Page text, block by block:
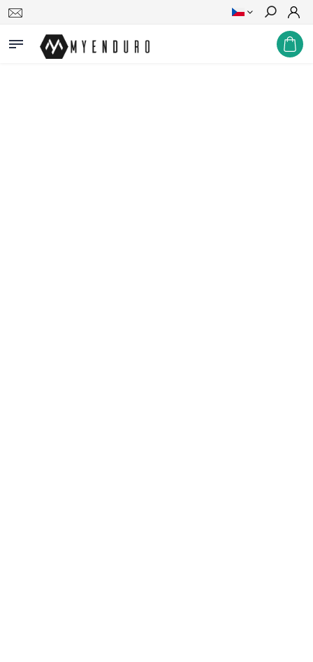
Hledat